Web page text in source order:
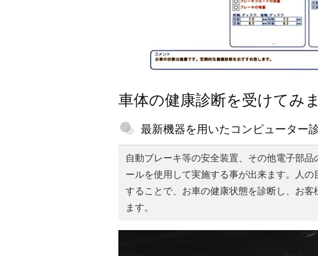
車体の健康診断を受けてみ
最新機器を用いたコンピューター
自動ブレーキ等の安全装置、その他電子部
ールを使用して実施する事が出来ます。人
することで、お車の健康状態を診断し、お
ます。